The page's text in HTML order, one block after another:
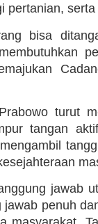
pertanian,
bisa
turut
tangan
jawab
penuh